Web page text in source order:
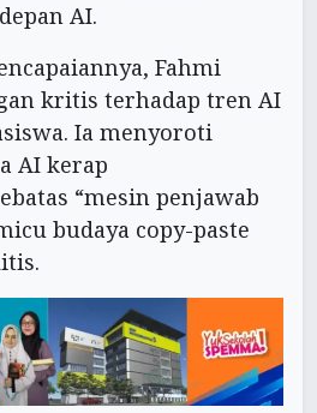
AI.
Fahmi
kritis terhadap tren AI
Ia menyoroti
AI kerap
“mesin penjawab
budaya copy-paste